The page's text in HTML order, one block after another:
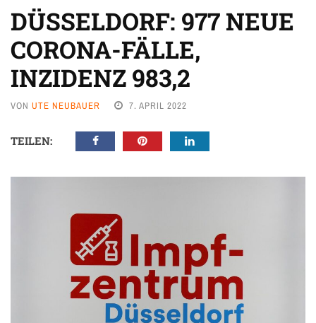
DÜSSELDORF: 977 NEUE
CORONA-FÄLLE,
INZIDENZ 983,2
VON UTE NEUBAUER 7. APRIL 2022
TEILEN: